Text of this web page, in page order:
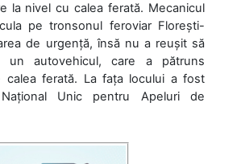
la nivel cu calea ferată. Mecanicul
pe tronsonul feroviar Florești-
de urgență, însă nu a reușit să
un autovehicul, care a pătruns
calea ferată. La fața locului a fost
Unic pentru Apeluri de